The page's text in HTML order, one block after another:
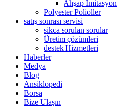
Ahşap İmitasyon
Polyester Polioller
satış sonrası servisi
sikca sorulan sorular
Üretim çözümleri
destek Hizmetleri
Haberler
Medya
Blog
Ansiklopedi
Borsa
Bize Ulaşın